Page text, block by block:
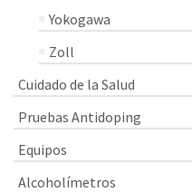
Yokogawa
Zoll
Cuidado de la Salud
Pruebas Antidoping
Equipos
Alcoholímetros